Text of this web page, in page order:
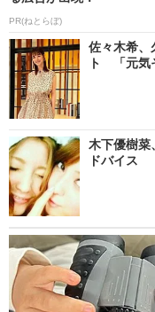
PR(ねとらぼ)
佐々木希、
ト 「元気
木下優樹菜
ドバイス